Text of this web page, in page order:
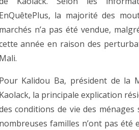
EnQuêtePlus, la majorité des
marchés n’a pas été vendue,
année en raison des
Mali.
Pour Kalidou Ba, président de la
Kaolack, la principale explication
conditions de vie des ménages
nombreuses familles n’ont pas été